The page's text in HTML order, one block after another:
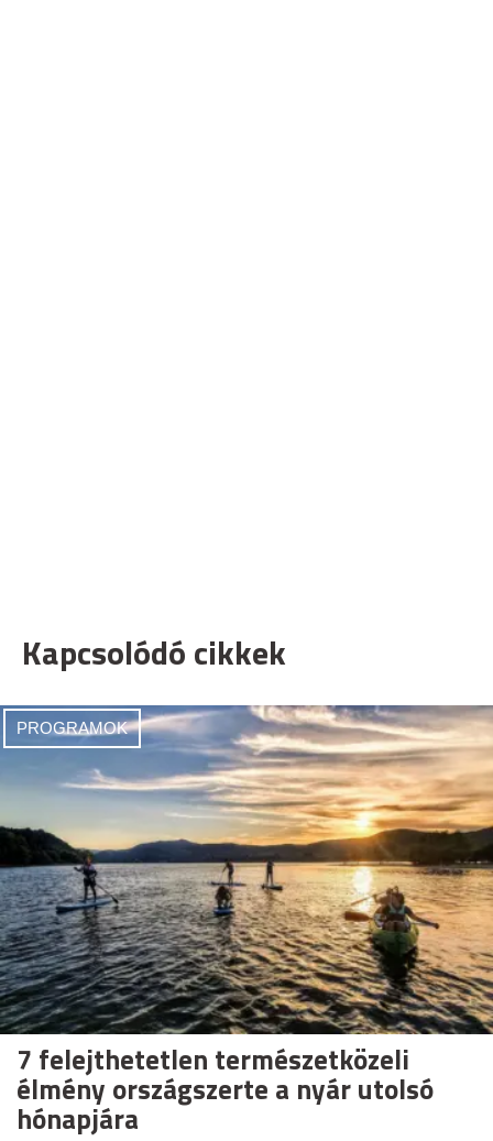
Kapcsolódó cikkek
PROGRAMOK
7 felejthetetlen természetközeli
élmény országszerte a nyár utolsó
hónapjára